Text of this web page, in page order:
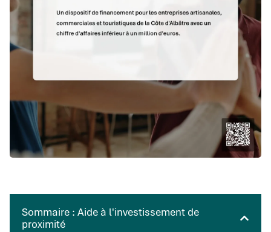
Sommaire : Aide à l'investissement de
proximité